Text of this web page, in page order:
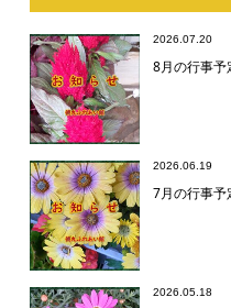
2026.07.20
8月の行事予
2026.06.19
7月の行事予
2026.05.18